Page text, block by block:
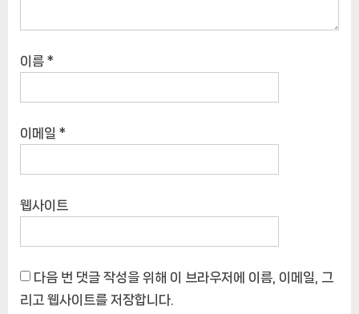
이름 *
이메일 *
웹사이트
다음 번 댓글 작성을 위해 이 브라우저에 이름, 이메일, 그
리고 웹사이트를 저장합니다.